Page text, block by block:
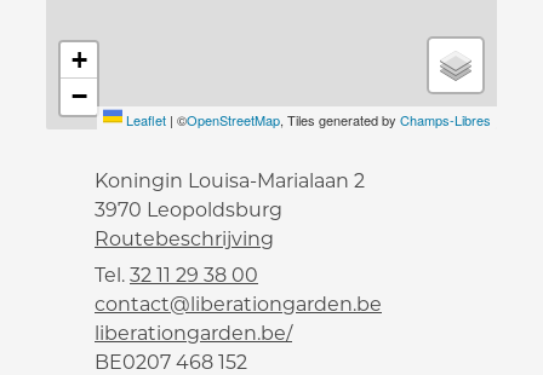
+
−
Leaflet | ©OpenStreetMap, Tiles generated by Champs-Libres
AdresKoningin Louisa-Marialaan 2
,3970 Leopoldsburg
Routebeschrijving
32 11 29 38 00
E-mailcontact@ liberationgarden.be
Websiteliberationgarden.be/
Ondernemingsnummer
BE0207 468 152